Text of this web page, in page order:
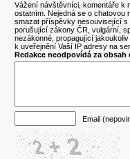
Vážení návštěvníci, komentáře k
ostatním. Nejedná se o
smazat příspěvky nesouvisející
porušující zákony ČR, vulgární,
nezákonné, propagující
k uveřejnění Vaší IP adresy na
Redakce neodpovídá za
Email